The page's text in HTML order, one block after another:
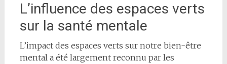
L’influence des espaces verts
sur la santé mentale
L’impact des espaces verts sur notre bien-être
mental a été largement reconnu par les